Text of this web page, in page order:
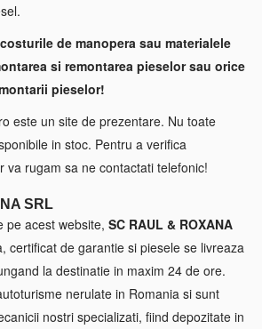
de manopera sau materialele
si remontarea pieselor sau orice
pieselor!
este un site de prezentare. Nu toate
in stoc. Pentru a verifica
va rugam sa ne contactati telefonic!
SRL
pe acest website, SC RAUL & ROXANA
certificat de garantie si piesele se livreaza
la destinatie in maxim 24 de ore.
nerulate in Romania si sunt
nostri specializati, fiind depozitate in